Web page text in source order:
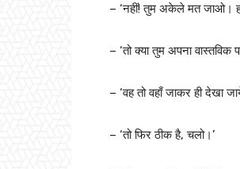
– ‘नहीं! तुम अकेले मत जाओ।
– ‘तो क्या तुम अपना वास्तविक
– ‘वह तो वहाँ जाकर ही देखा
– ‘तो फिर ठीक है, चलो।’